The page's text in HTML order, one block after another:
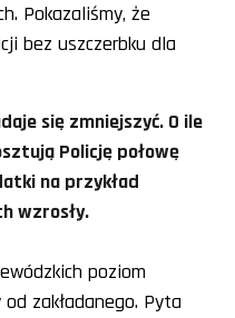
Pokazaliśmy, że
bez uszczerbku dla
się zmniejszyć. O ile
Policję połowę
na przykład
wzrosły.
poziom
zakładanego. Pyta